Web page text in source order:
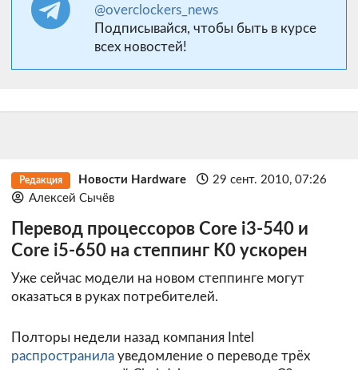
@overclockers_news
Подписывайся, чтобы быть в курсе
всех новостей!
Редакция Новости Hardware
29 сент. 2010, 07:26
Алексей Сычёв
Перевод процессоров Core i3-540 и
Core i5-650 на степпинг K0 ускорен
Уже сейчас модели на новом степпинге могут
оказаться в руках потребителей.
Полторы недели назад компания Intel
распространила уведомление о переводе трёх